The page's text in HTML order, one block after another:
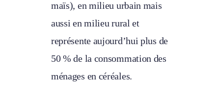
maïs), en milieu urbain mais
aussi en milieu rural et
représente aujourd’hui plus de
50 % de la consommation des
ménages en céréales.